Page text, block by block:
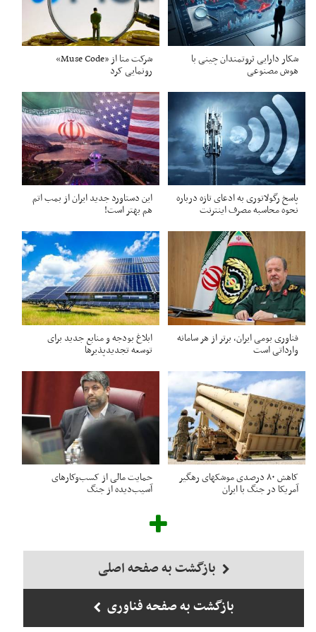
شکار دارایی ثروتمندان چینی با
هوش مصنوعی
شرکت متا از «Muse Code»
رونمایی کرد
پاسخ رگولاتوری به ادعای تازه درباره
نحوه محاسبه مصرف اینترنت
این دستاورد جدید ایران از بمب اتم
هم بهتر است!
فناوری بومی ایران، برتر از هر سامانه
وارداتی است
ابلاغ بودجه و منابع جدید برای
توسعه تجدیدپذیرها
کاهش ۸۰ درصدی موشکهای رهگیر
آمریکا در جنگ با ایران
حمایت مالی از کسب‌وکارهای
آسیب‌دیده از جنگ
بازگشت به صفحه اصلی
بازگشت به صفحه فناوری